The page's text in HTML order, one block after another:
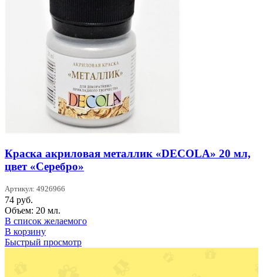
Краска акриловая металлик «DECOLA» 20 мл,
цвет «Серебро»
Артикул: 4926966
74 руб.
Объем: 20 мл.
В список желаемого
В корзину
Быстрый просмотр